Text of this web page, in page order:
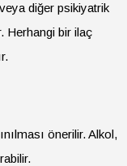
diğer psikiyatrik
Herhangi bir ilaç
önerilir. Alkol,